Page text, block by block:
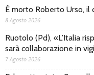
È morto Roberto Urso, il
8 Agosto 2026
Ruotolo (Pd), «L’Italia
sarà collaborazione in
7 Agosto 2026